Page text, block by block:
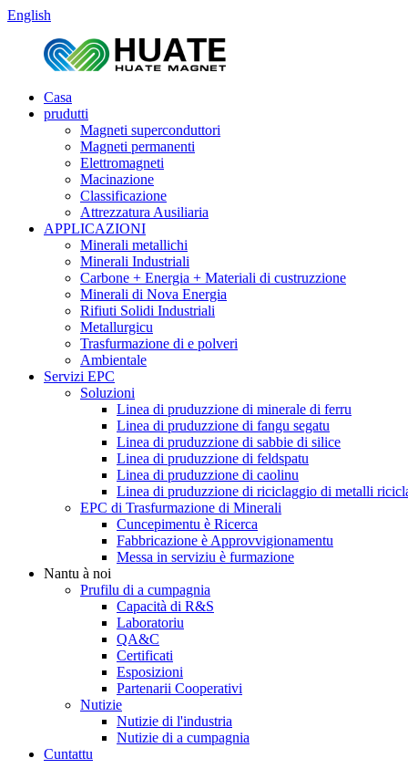
English
Casa
prudutti
Magneti superconduttori
Magneti permanenti
Elettromagneti
Macinazione
Classificazione
Attrezzatura Ausiliaria
APPLICAZIONI
Minerali metallichi
Minerali Industriali
Carbone + Energia + Materiali di custruzzione
Minerali di Nova Energia
Rifiuti Solidi Industriali
Metallurgicu
Trasfurmazione di e polveri
Ambientale
Servizi EPC
Soluzioni
Linea di pruduzzione di minerale di ferru
Linea di pruduzzione di fangu segatu
Linea di pruduzzione di sabbie di silice
Linea di pruduzzione di feldspatu
Linea di pruduzzione di caolinu
Linea di pruduzzione di riciclaggio di metalli
EPC di Trasfurmazione di Minerali
Cuncepimentu è Ricerca
Fabbricazione è Approvvigionamentu
Messa in serviziu è furmazione
Nantu à noi
Prufilu di a cumpagnia
Capacità di R&S
Laboratoriu
QA&C
Certificati
Esposizioni
Partenarii Cooperativi
Nutizie
Nutizie di l'industria
Nutizie di a cumpagnia
Cuntattu